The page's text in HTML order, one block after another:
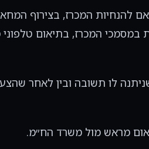
במסמכי המכרז, בתיאום
לו תשובה ובין לאחר